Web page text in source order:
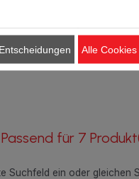
legen In
Passend für 7
Suchfeld ein oder gleichen
Alle